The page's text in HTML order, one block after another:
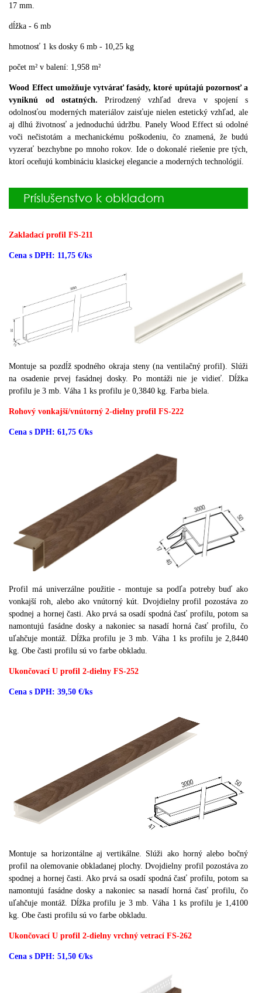
17 mm.
dĺžka - 6 mb
hmotnosť 1 ks dosky 6 mb - 10,25 kg
počet m² v balení: 1,958 m²
Wood Effect umožňuje vytvárať fasády, ktoré upútajú pozornosť a
vyniknú od ostatných. Prirodzený vzhľad dreva v spojení s
odolnosťou moderných materiálov zaisťuje nielen estetický vzhľad, ale
aj dlhú životnosť a jednoduchú údržbu. Panely Wood Effect sú odolné
voči nečistotám a mechanickému poškodeniu, čo znamená, že budú
vyzerať bezchybne po mnoho rokov. Ide o dokonalé riešenie pre tých,
ktorí oceňujú kombináciu klasickej elegancie a moderných technológií.
Príslušenstvo k obkladom
Zakladací profil FS-211
Cena s DPH: 11,75 €/ks
Montuje sa pozdĺž spodného okraja steny (na ventilačný profil). Slúži
na osadenie prvej fasádnej dosky. Po montáži nie je vidieť.
Dĺžka
profilu je 3 mb. Váha 1 ks profilu je 0,3840 kg. Farba biela.
Rohový vonkajší/vnútorný 2-dielny profil FS-222
Cena s DPH: 61,75 €/ks
Profil má univerzálne použitie - montuje sa podľa potreby buď ako
vonkajší roh, alebo ako vnútorný kút. Dvojdielny profil pozostáva zo
spodnej a hornej časti. Ako prvá sa osadí spodná časť profilu, potom sa
namontujú fasádne dosky a nakoniec sa nasadí horná časť profilu, čo
uľahčuje montáž. Dĺžka profilu je 3 mb. Váha 1 ks profilu je 2,8440
kg. Obe časti profilu sú vo farbe obkladu.
Ukončovací U profil 2-dielny FS-252
Cena s DPH: 39,50 €/ks
Montuje sa horizontálne aj vertikálne. Slúži ako horný alebo bočný
profil na olemovanie obkladanej plochy. Dvojdielny profil pozostáva zo
spodnej a hornej časti. Ako prvá sa osadí spodná časť profilu, potom sa
namontujú fasádne dosky a nakoniec sa nasadí horná časť profilu, čo
uľahčuje montáž. Dĺžka profilu je 3 mb. Váha 1 ks profilu je 1,4100
kg. Obe časti profilu sú vo farbe obkladu.
Ukončovací U profil 2-dielny vrchný vetrací FS-262
Cena s DPH: 51,50 €/ks